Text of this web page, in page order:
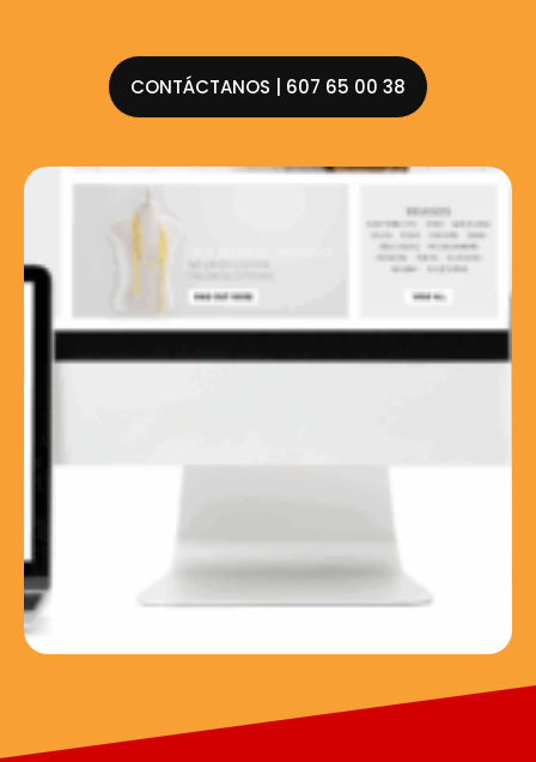
CONTÁCTANOS | 607 65 00 38